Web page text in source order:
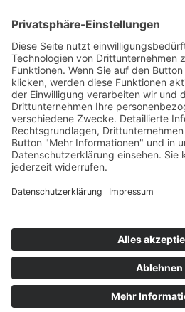
02151 - 362040
Sekretariat
Mo-Do: 7:45 – 14:30 Uhr
Fr: 7:45-14:00
Kontakt & Info
Kontakt
Anfahrt
Datenschutz